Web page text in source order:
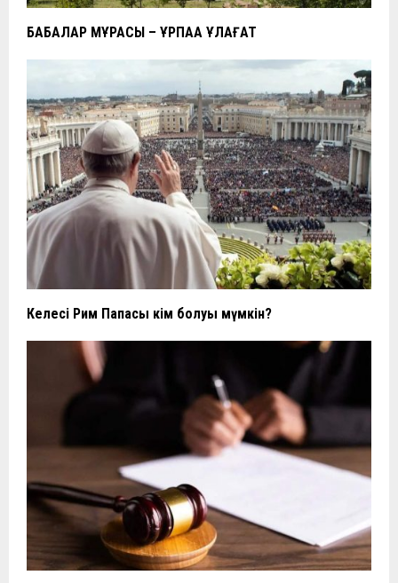
БАБАЛАР МҰРАСЫ – ҰРПАҚҚА ҰЛАҒАТ
Келесі Рим Папасы кім болуы мүмкін?